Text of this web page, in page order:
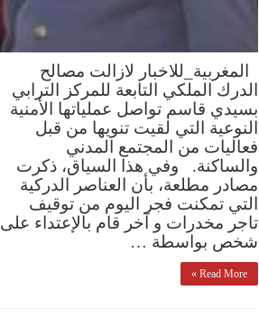
المغربية_للاخبار لازالت مصالح
الدرك الملكي التابعة للمركز الترابي
بسيدي قاسم تواصل عملياتها الأمنية
النوعية التي لقيت تنويها من قبل
فعاليات من المجتمع المدني
والساكنة. وفي هذا السياق، ذكرت
مصادر مطلعة، بأن العناصر الدركية
التي تمكنت فجر اليوم من توقيف
تاجر مخدرات و آخر قام بالإعتداء على
شخص بواسطة …
Read More »